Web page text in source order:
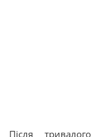
Після